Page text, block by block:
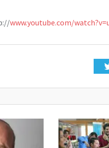
www.youtube.com/